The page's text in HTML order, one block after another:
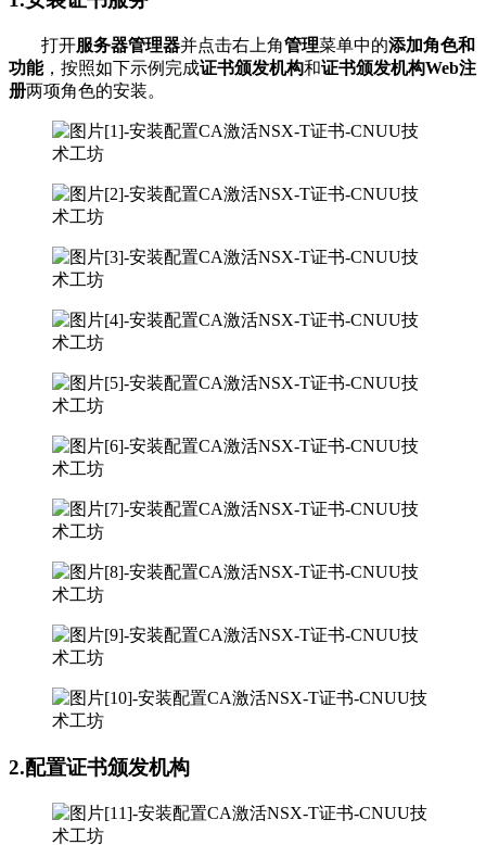
打开服务器管理器并点击右上角管理菜单中的添加角色和
功能，按照如下示例完成证书颁发机构和证书颁发机构Web注
册两项角色的安装。
2.配置证书颁发机构